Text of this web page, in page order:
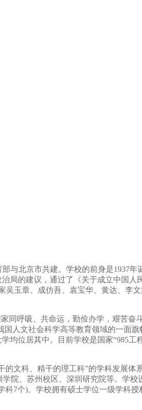
与北京市共建。学校的前身是1937年
局的建议，通过了《关于成立中国人
玉章、成仿吾、袁宝华、黄达、李
同呼吸、共命运，勤俭办学，艰苦奋
人文社会科学高等教育领域的一面
位居其中。目前学校是国家“985工
文科、精干的理工科”的学科发展体
院、苏州校区、深圳研究院等。学校
7个)。学校拥有硕士学位一级学科